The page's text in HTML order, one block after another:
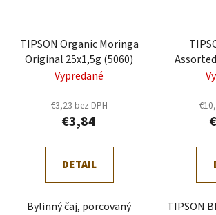
TIPSON Organic Moringa
Original 25x1,5g (5060)
Vypredané
€3,23 bez DPH
€3,84
DETAIL
Bylinný čaj, porcovaný
TIPSON